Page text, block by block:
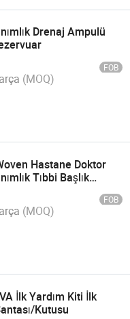
Drenaj Ampulü
FOB
(MOQ)
Hastane Doktor
Tıbbi Başlık
FOB
(MOQ)
İlk Yardım Kiti İlk
Kutusu